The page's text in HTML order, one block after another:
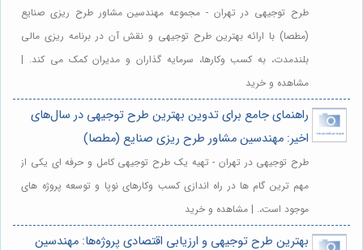
طرح توجیهی در تهران - مجموعه مهندسین مشاور طرح ریزی صنایع
(مطصا) با ارائه بهترین طرح توجیهی و نقش آن در برنامه ریزی مالی
بلندمدت، به کسب وکارها، سرمایه گذاران و مدیران کمک می کند. |
مشاهده و خرید
راهنمای جامع برای تدوین بهترین طرح توجیهی در سال‌های
اخیر: مهندسین مشاور طرح ریزی صنایع (مطصا)
طرح توجیهی در تهران - تهیه یک طرح توجیهی کامل و حرفه ای یکی از
مهم ترین گام ها در راه اندازی کسب وکارهای نوپا و توسعه پروژه های
موجود است،. | مشاهده و خرید
بهترین طرح توجیهی و ارزیابی اقتصادی پروژه‌ها: مهندسین